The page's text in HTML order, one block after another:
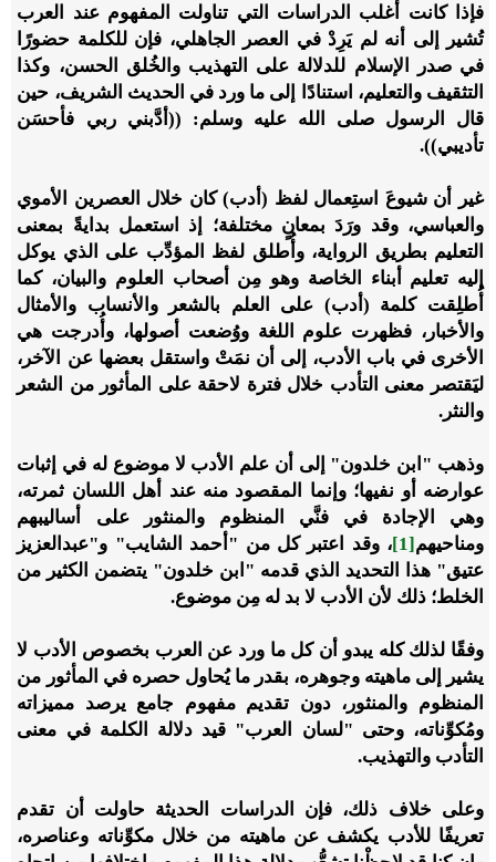
فإذا كانت أغلب الدراسات التي تناولت المفهوم عند العرب
تُشير إلى أنه لم يَرِدْ في العصر الجاهلي، فإن للكلمة حضورًا
في صدر الإسلام للدلالة على التهذيب والخُلق الحسن، وكذا
التثقيف والتعليم، استنادًا إلى ما ورد في الحديث الشريف، حين
قال الرسول صلى الله عليه وسلم: ((أدَّبني ربي فأحسَن
تأديبي)).
غير أن شيوعَ استِعمال لفظ (أدب) كان خلال العصرين الأموي
والعباسي، وقد ورَدَ بمعانٍ مختلفة؛ إذ استعمل بدايةً بمعنى
التعليم بطريق الرواية، وأُطلق لفظ المؤدِّب على الذي يوكل
إليه تعليم أبناء الخاصة وهو مِن أصحاب العلوم والبيان، كما
أُطلِقت كلمة (أدب) على العلم بالشعر والأنساب والأمثال
والأخبار، فظهرت علوم اللغة ووُضعت أصولها، وأُدرجت هي
الأخرى في باب الأدب، إلى أن نمَتْ واستقل بعضها عن الآخر،
ليَقتصر معنى التأدب خلال فترة لاحقة على المأثور من الشعر
والنثر.
وذهب "ابن خلدون" إلى أن علم الأدب لا موضوع له في إثبات
عوارضه أو نفيها؛ وإنما المقصود منه عند أهل اللسان ثمرته،
وهي الإجادة في فنَّي المنظوم والمنثور على أساليبهم
ومناحيهم[1]
، وقد اعتبر كل من "أحمد الشايب" و"عبدالعزيز
عتيق" هذا التحديد الذي قدمه "ابن خلدون" يتضمن الكثير من
الخلط؛ ذلك لأن الأدب لا بد له مِن موضوع.
وفقًا لذلك كله يبدو أن كل ما ورد عن العرب بخصوص الأدب لا
يشير إلى ماهيته وجوهره، بقدر ما يُحاول حصره في المأثور من
المنظوم والمنثور، دون تقديم مفهوم جامع يرصد مميزاته
ومُكوِّناته، وحتى "لسان العرب" قيد دلالة الكلمة في معنى
التأدب والتهذيب.
وعلى خلاف ذلك، فإن الدراسات الحديثة حاولت أن تقدم
تعريفًا للأدب يكشف عن ماهيته من خلال مكوِّناته وعناصره،